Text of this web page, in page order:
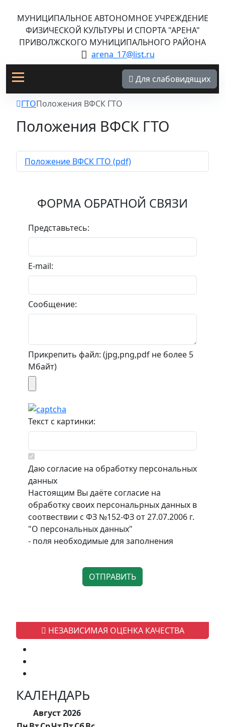
МУНИЦИПАЛЬНОЕ АВТОНОМНОЕ УЧРЕЖДЕНИЕ
ФИЗИЧЕСКОЙ КУЛЬТУРЫ И СПОРТА "АРЕНА"
ПРИВОЛЖСКОГО МУНИЦИПАЛЬНОГО РАЙОНА
arena_17@list.ru
Для слабовидящих
НЕЗАВИСИМАЯ ОЦЕНКА КАЧЕСТВА
КАЛЕНДАРЬ
Август 2026
ГТОПоложения ВФСК ГТО
Положения ВФСК ГТО
Положение ВФСК ГТО (pdf)
ФОРМА ОБРАТНОЙ СВЯЗИ
Представьтесь:
E-mail:
Сообщение:
Прикрепить файл: (jpg,png,pdf не более 5
Мбайт)
Текст с картинки:
Даю согласие на обработку персональных
данных
Настоящим Вы даёте согласие на
обработку своих персональрных данных в
соотвествии с ФЗ №152-ФЗ от 27.07.2006 г.
"О персональных данных"
- поля необходимые для заполнения